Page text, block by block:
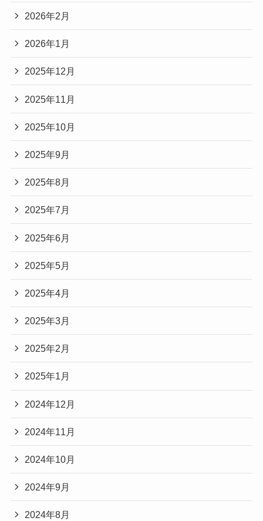
2026年2月
2026年1月
2025年12月
2025年11月
2025年10月
2025年9月
2025年8月
2025年7月
2025年6月
2025年5月
2025年4月
2025年3月
2025年2月
2025年1月
2024年12月
2024年11月
2024年10月
2024年9月
2024年8月